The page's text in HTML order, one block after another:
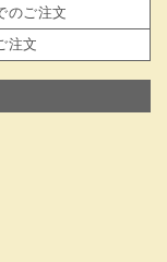
のご注文
注文